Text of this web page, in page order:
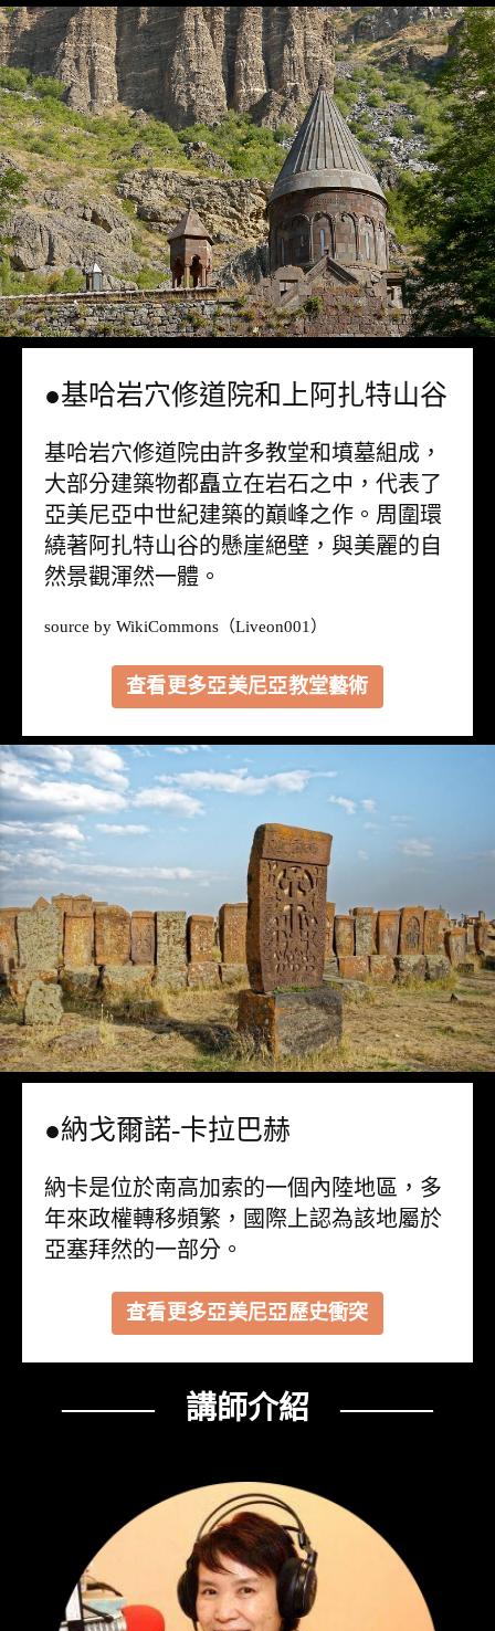
●基哈岩穴修道院和上阿扎特山谷
基哈岩穴修道院由許多教堂和墳墓組成，
大部分建築物都矗立在岩石之中，代表了
亞美尼亞中世紀建築的巔峰之作。周圍環
繞著阿扎特山谷的懸崖絕壁，與美麗的自
然景觀渾然一體。
source by WikiCommons （Liveon001）
查看更多亞美尼亞教堂藝術
●納戈爾諾-卡拉巴赫
納卡是位於南高加索的一個內陸地區，多
年來政權轉移頻繁，國際上認為該地屬於
亞塞拜然的一部分。
查看更多亞美尼亞歷史衝突
——— 講師介紹 ———